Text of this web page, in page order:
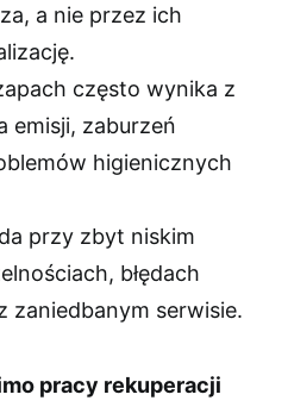
a nie przez ich
często wynika z
emisji, zaburzeń
higienicznych
przy zbyt niskim
błędach
zaniedbanym serwisie.
pracy rekuperacji